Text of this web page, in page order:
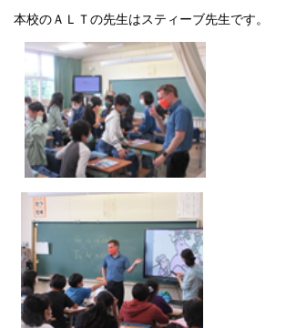
本校のＡＬＴの先生はスティーブ先生です。